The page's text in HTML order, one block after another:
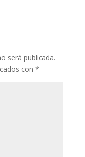
será publicada.
con *